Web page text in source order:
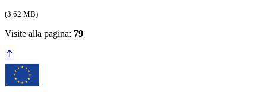
(3.62 MB)
Visite alla pagina: 79